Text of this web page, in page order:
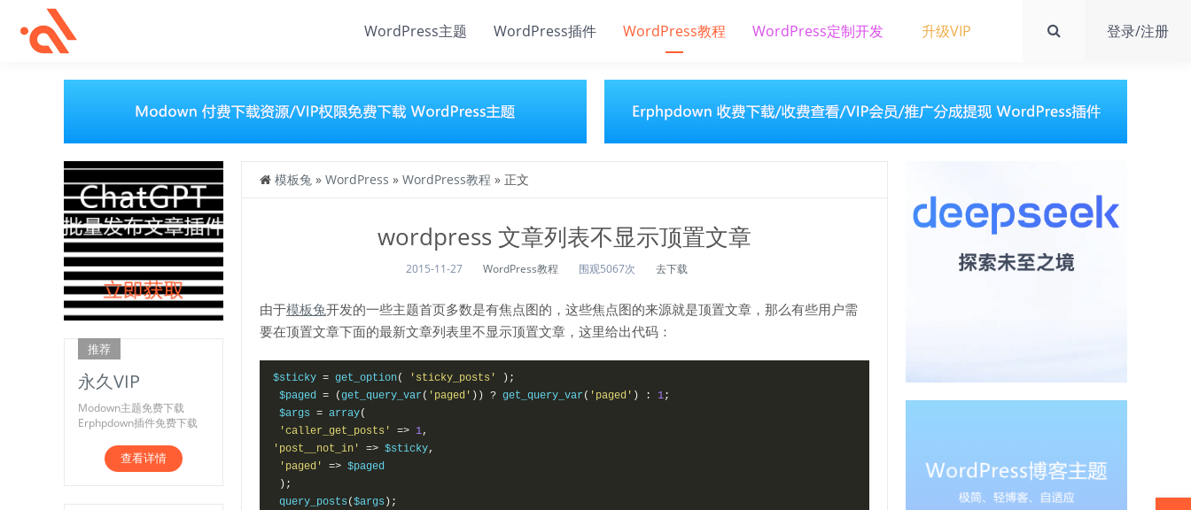
WordPress主题 WordPress插件 WordPress教程 WordPress定制开发 升级VIP 登录/注册
模板兔 » WordPress » WordPress教程 » 正文
wordpress 文章列表不显示顶置文章
2015-11-27 WordPress教程 围观5067次 去下载
由于模板兔开发的一些主题首页多数是有焦点图的，这些焦点图的来源就是顶置文章，那么有些用户需
要在顶置文章下面的最新文章列表里不显示顶置文章，这里给出代码：
$sticky = get_option( 'sticky_posts'
);
$paged = (get_query_var( 'paged' )) ? get_query_var( 'paged' ) : 1;
$args = array(
'caller_get_posts'
=> 1,
'post__not_in'
=> $sticky,
'paged'
=> $paged
);
query_posts ($args );
推荐
永久VIP
Modown主题免费下载
Erphpdown插件免费下载
查看详情